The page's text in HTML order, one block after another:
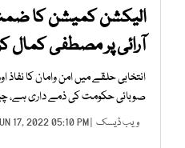
الیکشن کمیشن کا
آرائی پر مصطفی کمال
انتخابی حلقے میں امن وامان کا نفاذ
صوبائی حکومت کی ذمے داری ہے،
ویب ڈیسک | JUN 17, 2022 05:10 PM |